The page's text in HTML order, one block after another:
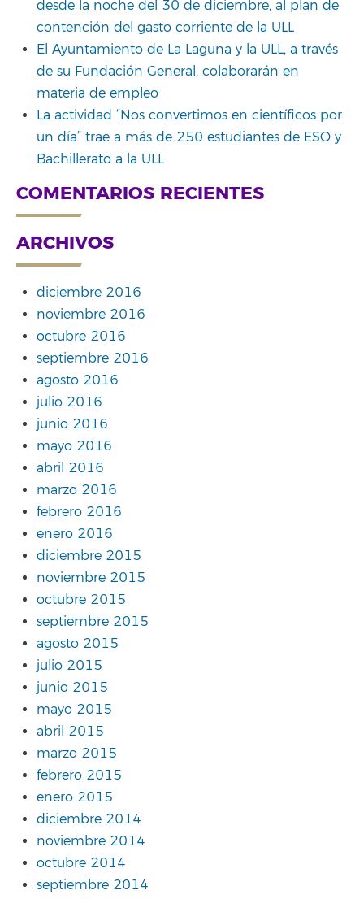
desde la noche del 30 de diciembre, al plan de
contención del gasto corriente de la ULL
El Ayuntamiento de La Laguna y la ULL, a través
de su Fundación General, colaborarán en
materia de empleo
La actividad “Nos convertimos en científicos por
un día” trae a más de 250 estudiantes de ESO y
Bachillerato a la ULL
COMENTARIOS RECIENTES
ARCHIVOS
diciembre 2016
noviembre 2016
octubre 2016
septiembre 2016
agosto 2016
julio 2016
junio 2016
mayo 2016
abril 2016
marzo 2016
febrero 2016
enero 2016
diciembre 2015
noviembre 2015
octubre 2015
septiembre 2015
agosto 2015
julio 2015
junio 2015
mayo 2015
abril 2015
marzo 2015
febrero 2015
enero 2015
diciembre 2014
noviembre 2014
octubre 2014
septiembre 2014